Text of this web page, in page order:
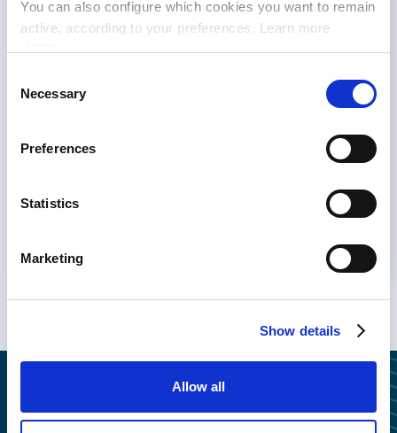
You can also configure which cookies you want to remain
active, according to your preferences. Learn more
HERE.
Selection
Necessary
Preferences
Statistics
Marketing
Show details
Allow all
Saphety
Haga clic aquí para indicar que ha leído y que está
Vea Magnify en Acción